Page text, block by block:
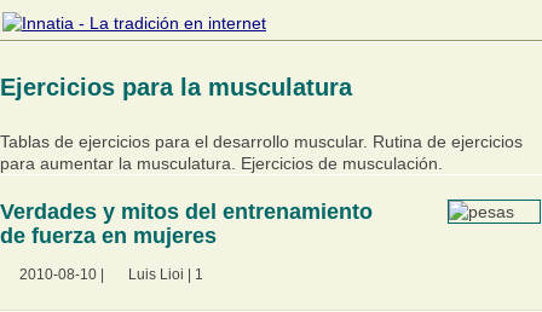
Ejercicios para la musculatura
Tablas de ejercicios para el desarrollo muscular. Rutina de ejercicios
para aumentar la musculatura. Ejercicios de musculación.
Verdades y mitos del entrenamiento
de fuerza en mujeres
2010-08-10 Luis Lioi 1